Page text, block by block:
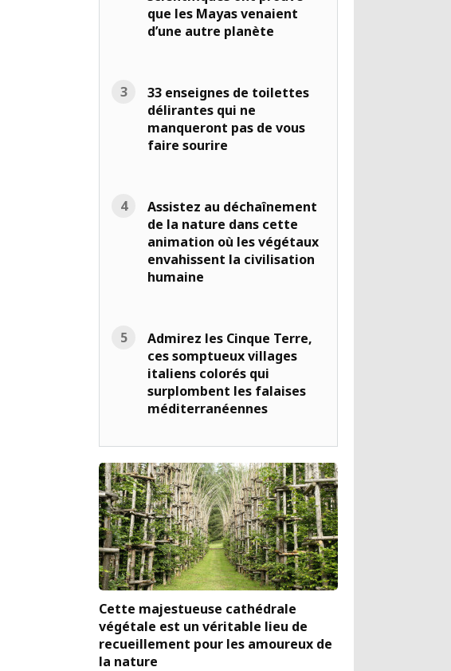
que les Mayas venaient
d’une autre planète
33 enseignes de toilettes
délirantes qui ne
manqueront pas de vous
faire sourire
Assistez au déchaînement
de la nature dans cette
animation où les végétaux
envahissent la civilisation
humaine
Admirez les Cinque Terre,
ces somptueux villages
italiens colorés qui
surplombent les falaises
méditerranéennes
Cette majestueuse cathédrale
végétale est un véritable lieu de
recueillement pour les amoureux de
la nature